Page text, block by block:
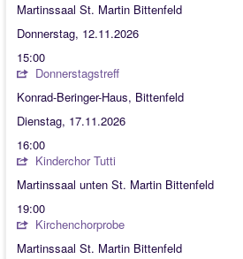
Martinssaal St. Martin Bittenfeld
Donnerstag, 12.11.2026
15:00
Donnerstagstreff
Konrad-Beringer-Haus, Bittenfeld
Dienstag, 17.11.2026
16:00
Kinderchor Tutti
Martinssaal unten St. Martin Bittenfeld
19:00
Kirchenchorprobe
Martinssaal St. Martin Bittenfeld